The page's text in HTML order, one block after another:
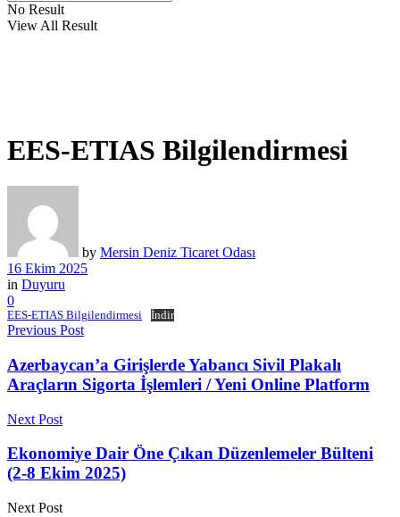
No Result
View All Result
EES-ETIAS Bilgilendirmesi
by Mersin Deniz Ticaret Odası
16 Ekim 2025
in Duyuru
0
EES-ETIAS Bilgilendirmesi İndir
Previous Post
Azerbaycan’a Girişlerde Yabancı Sivil Plakalı
Araçların Sigorta İşlemleri / Yeni Online Platform
Next Post
Ekonomiye Dair Öne Çıkan Düzenlemeler Bülteni
(2-8 Ekim 2025)
Next Post